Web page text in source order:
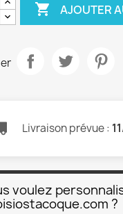
 AJOUTER
Livraison prévue :
voulez
?